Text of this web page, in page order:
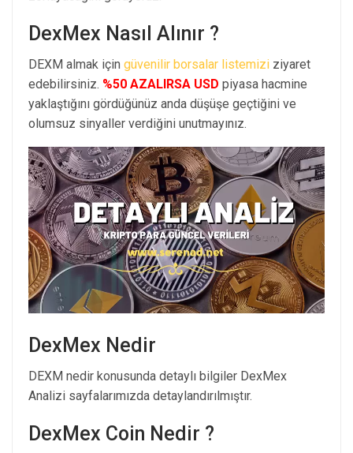
DexMex Nasıl Alınır ?
DEXM almak için güvenilir borsalar listemizi ziyaret
edebilirsiniz. %50 AZALIRSA USD piyasa hacmine
yaklaştığını gördüğünüz anda düşüşe geçtiğini ve
olumsuz sinyaller verdiğini unutmayınız.
DexMex Nedir
DEXM nedir konusunda detaylı bilgiler DexMex
Analizi sayfalarımızda detaylandırılmıştır.
DexMex Coin Nedir ?